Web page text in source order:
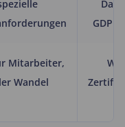
Mitarbeiter,
Wandel